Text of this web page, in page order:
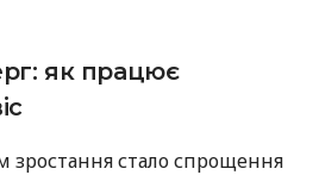
як працює
стало спрощення